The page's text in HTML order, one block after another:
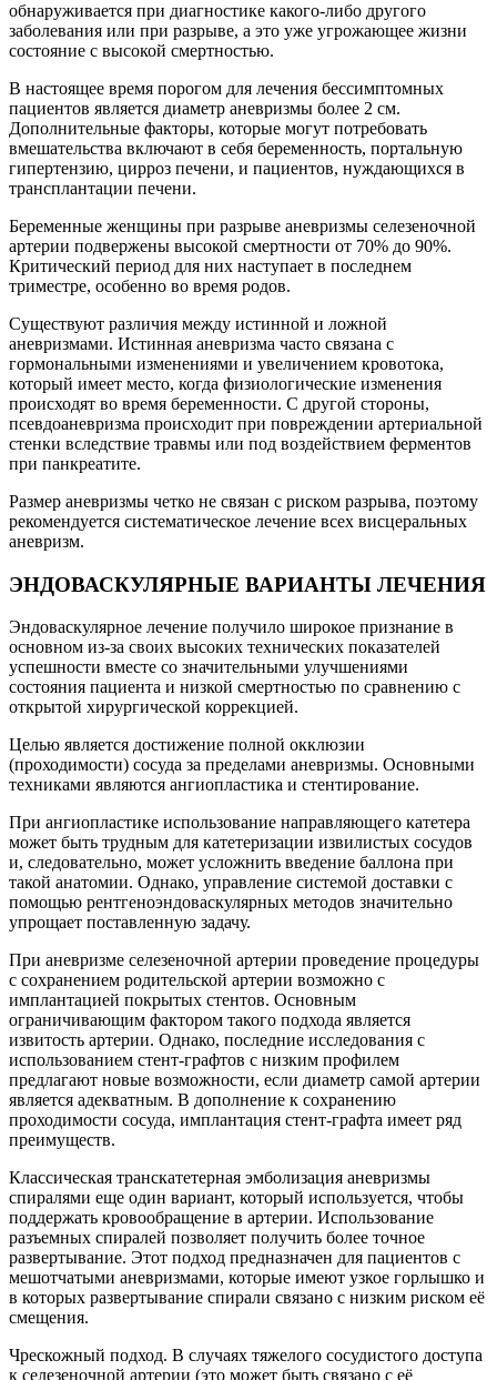
обнаруживается при диагностике какого-либо другого
заболевания или при разрыве, а это уже угрожающее жизни
состояние с высокой смертностью.
В настоящее время порогом для лечения бессимптомных
пациентов является диаметр аневризмы более 2 см.
Дополнительные факторы, которые могут потребовать
вмешательства включают в себя беременность, портальную
гипертензию, цирроз печени, и пациентов, нуждающихся в
трансплантации печени.
Беременные женщины при разрыве аневризмы селезеночной
артерии подвержены высокой смертности от 70% до 90%.
Критический период для них наступает в последнем
триместре, особенно во время родов.
Существуют различия между истинной и ложной
аневризмами. Истинная аневризма часто связана с
гормональными изменениями и увеличением кровотока,
который имеет место, когда физиологические изменения
происходят во время беременности. С другой стороны,
псевдоаневризма происходит при повреждении артериальной
стенки вследствие травмы или под воздействием ферментов
при панкреатите.
Размер аневризмы четко не связан с риском разрыва, поэтому
рекомендуется систематическое лечение всех висцеральных
аневризм.
ЭНДОВАСКУЛЯРНЫЕ ВАРИАНТЫ ЛЕЧЕНИЯ
Эндоваскулярное лечение получило широкое признание в
основном из-за своих высоких технических показателей
успешности вместе со значительными улучшениями
состояния пациента и низкой смертностью по сравнению с
открытой хирургической коррекцией.
Целью является достижение полной окклюзии
(проходимости) сосуда за пределами аневризмы. Основными
техниками являются ангиопластика и стентирование.
При ангиопластике использование направляющего катетера
может быть трудным для катетеризации извилистых сосудов
и, следовательно, может усложнить введение баллона при
такой анатомии. Однако, управление системой доставки с
помощью рентгеноэндоваскулярных методов значительно
упрощает поставленную задачу.
При аневризме селезеночной артерии проведение процедуры
с сохранением родительской артерии возможно с
имплантацией покрытых стентов. Основным
ограничивающим фактором такого подхода является
извитость артерии. Однако, последние исследования с
использованием стент-графтов с низким профилем
предлагают новые возможности, если диаметр самой артерии
является адекватным. В дополнение к сохранению
проходимости сосуда, имплантация стент-графта имеет ряд
преимуществ.
Классическая транскатетерная эмболизация аневризмы
спиралями еще один вариант, который используется, чтобы
поддержать кровообращение в артерии. Использование
разъемных спиралей позволяет получить более точное
развертывание. Этот подход предназначен для пациентов с
мешотчатыми аневризмами, которые имеют узкое горлышко и
в которых развертывание спирали связано с низким риском её
смещения.
Чрескожный подход. В случаях тяжелого сосудистого доступа
к селезеночной артерии (это может быть связано с её